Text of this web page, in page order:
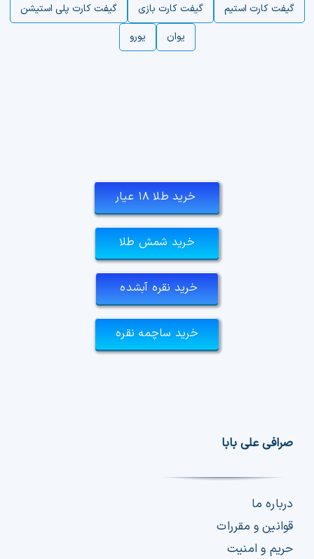
گیفت کارت استیم
گیفت کارت بازی
گیفت کارت پلی استیشن
یوان
یورو
خرید طلا ۱۸ عیار
خرید شمش طلا
خرید نقره آبشده
خرید ساچمه نقره
صرافی علی بابا
درباره ما
قوانین و مقررات
حریم و امنیت